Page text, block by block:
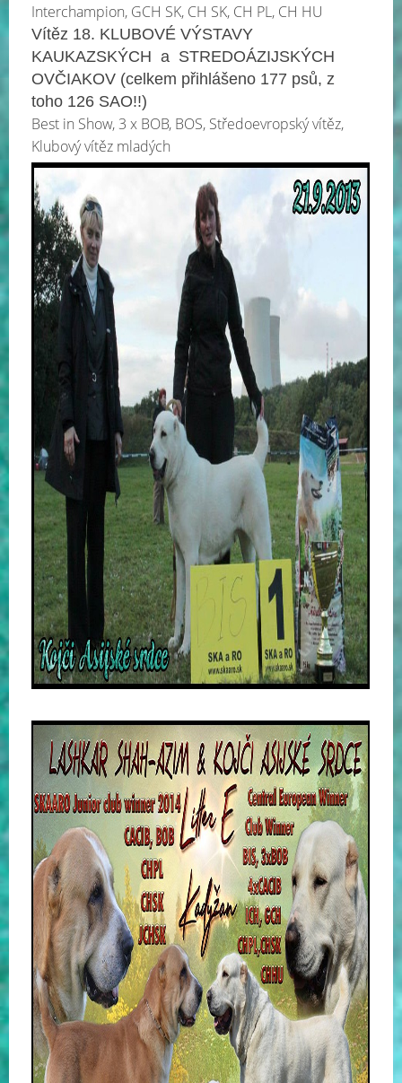
Interchampion, GCH SK, CH SK, CH PL, CH HU
Vítěz 18. KLUBOVÉ VÝSTAVY
KAUKAZSKÝCH a STREDOÁZIJSKÝCH
OVČIAKOV (celkem přihlášeno 177 psů, z
toho 126 SAO!!)
Best in Show, 3 x BOB, BOS, Středoevropský vítěz,
Klubový vítěz mladých